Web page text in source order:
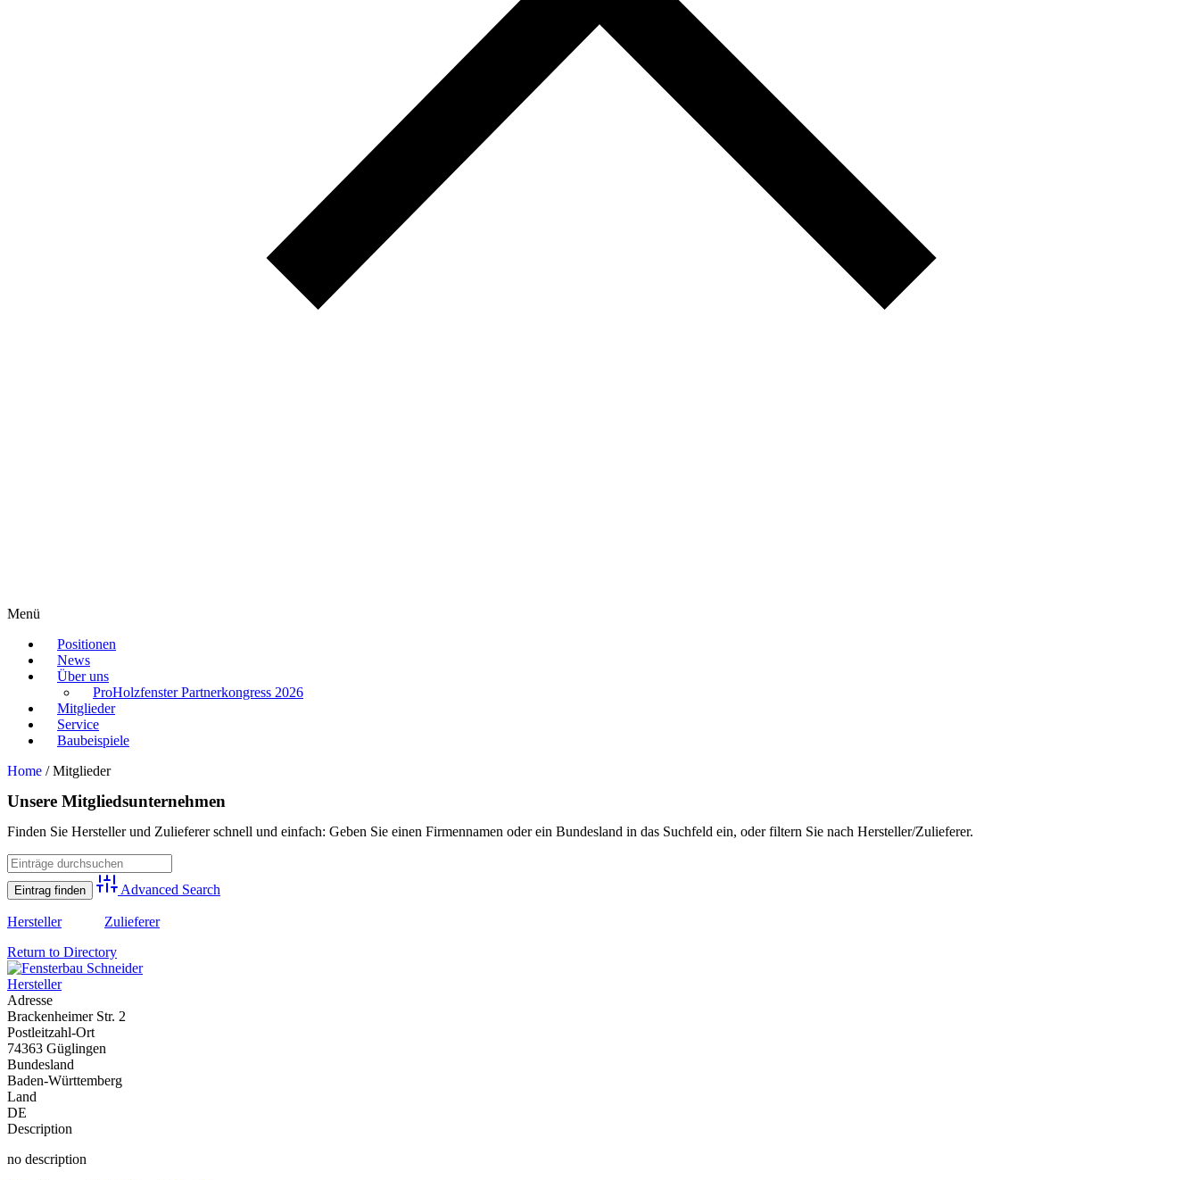
Menü
Positionen
News
Über uns
ProHolzfenster Partnerkongress 2026
Mitglieder
Service
Baubeispiele
Home /Mitglieder
Unsere Mitgliedsunternehmen
Finden Sie Hersteller und Zulieferer schnell und einfach: Geben Sie einen Firmennamen oder ein Bundesland in das Suchfeld ein, oder filtern Sie nach Hersteller/Zulieferer.
Advanced Search
Hersteller
Zulieferer
Return to Directory
Hersteller
Adresse
Brackenheimer Str. 2
Postleitzahl-Ort
74363 Güglingen
Bundesland
Baden-Württemberg
Land
DE
Description
no description